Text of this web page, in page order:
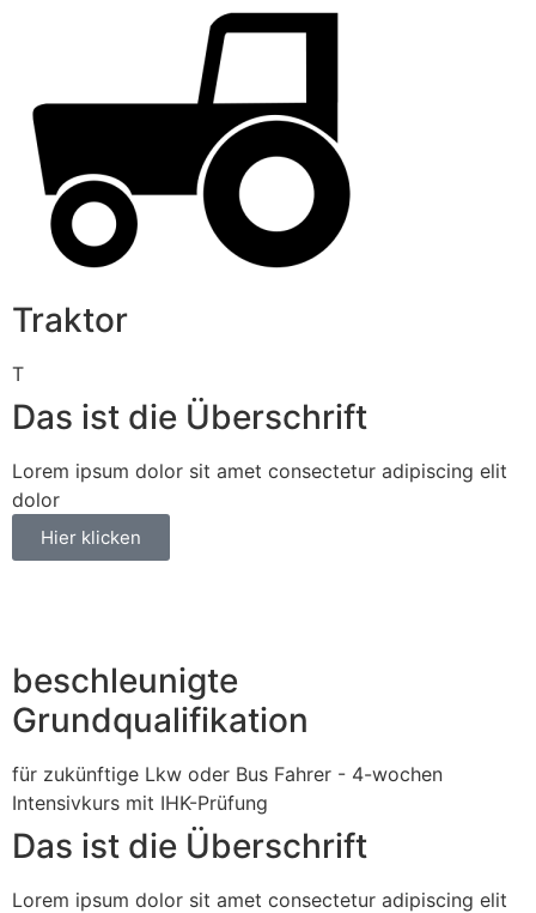
Traktor
T
Das ist die Überschrift
Lorem ipsum dolor sit amet consectetur adipiscing elit
dolor
Hier klicken
beschleunigte
Grundqualifikation
für zukünftige Lkw oder Bus Fahrer - 4-wochen
Intensivkurs mit IHK-Prüfung
Das ist die Überschrift
Lorem ipsum dolor sit amet consectetur adipiscing elit